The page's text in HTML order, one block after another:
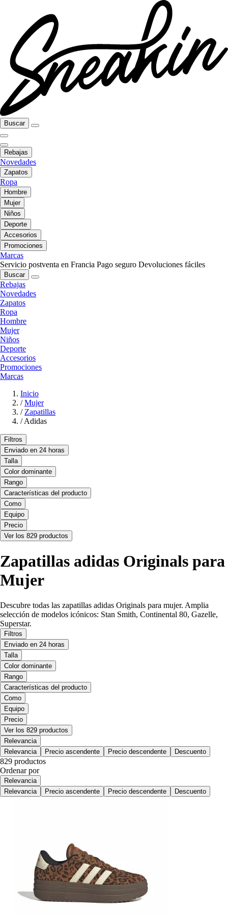
Buscar
Rebajas
Novedades
Zapatos
Ropa
Hombre
Mujer
Niños
Deporte
Accesorios
Promociones
Marcas
Servicio postventa en Francia Pago seguro Devoluciones fáciles
Buscar
Rebajas
Novedades
Zapatos
Ropa
Hombre
Mujer
Niños
Deporte
Accesorios
Promociones
Marcas
Inicio
/ Mujer
/ Zapatillas
/ Adidas
Filtros
Enviado en 24 horas
Talla
Color dominante
Rango
Características del producto
Como
Equipo
Precio
Ver los 829 productos
Zapatillas adidas Originals para
Mujer
Descubre todas las zapatillas adidas Originals para mujer. Amplia
selección de modelos icónicos: Stan Smith, Continental 80, Gazelle,
Superstar.
Filtros
Enviado en 24 horas
Talla
Color dominante
Rango
Características del producto
Como
Equipo
Precio
Ver los 829 productos
Relevancia
Relevancia
Precio ascendente Precio descendente Descuento
829 productos
Ordenar por
Relevancia
Relevancia
Precio ascendente Precio descendente Descuento